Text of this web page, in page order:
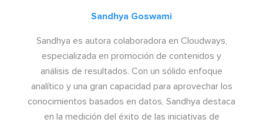
Sandhya Goswami
Sandhya es autora colaboradora en Cloudways,
especializada en promoción de contenidos y
análisis de resultados. Con un sólido enfoque
analítico y una gran capacidad para aprovechar los
conocimientos basados en datos, Sandhya destaca
en la medición del éxito de las iniciativas de